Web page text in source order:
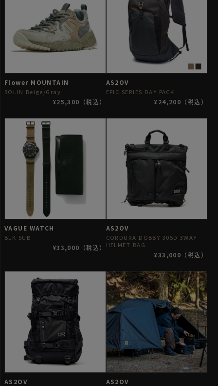
Flower MOUNTAIN
SOLIN Beige/Gray
¥25,300（税込）
AS2OV
EPIC SERIES DAY PACK
¥24,200（税込）
VAGUE WATCH
BLK SUB
¥33,000（税込）
AS2OV
CORDURA DOBBY 305D 3WAY
HELMET BAG
¥33,000（税込）
AS2OV AS2OV